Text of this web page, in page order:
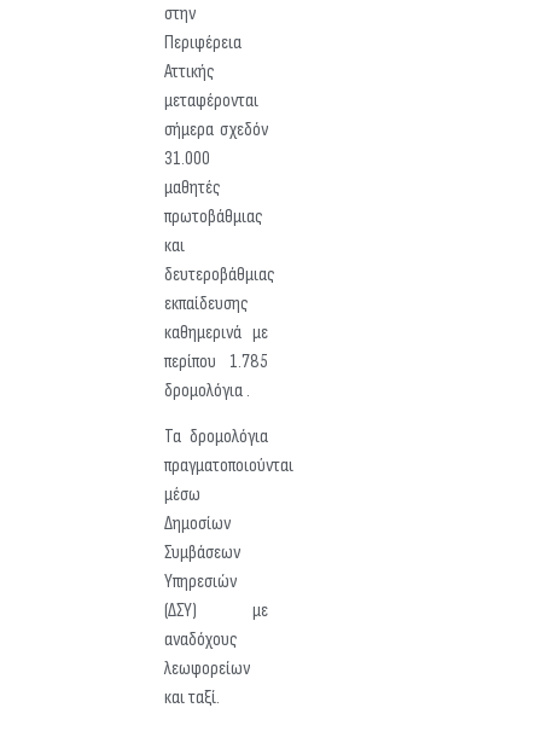
στην
Περιφέρεια
Αττικής
μεταφέρονται
σήμερα σχεδόν
31.000
μαθητές
πρωτοβάθμιας
και
δευτεροβάθμιας
εκπαίδευσης
καθημερινά με
περίπου 1.785
δρομολόγια .
Τα δρομολόγια
πραγματοποιούνται
μέσω
Δημοσίων
Συμβάσεων
Υπηρεσιών
(ΔΣΥ) με
αναδόχους
λεωφορείων
και ταξί.